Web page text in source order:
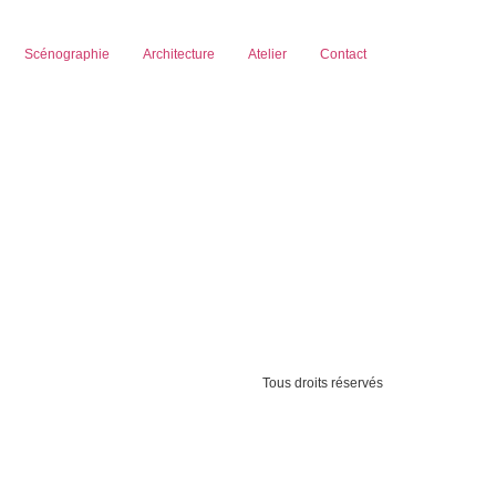
Scénographie Architecture Atelier Contact
Tous droits réservés